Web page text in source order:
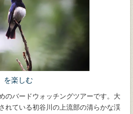
を楽しむ
のバードウォッチングツアーです。大
れている初谷川の上流部の清らかな渓